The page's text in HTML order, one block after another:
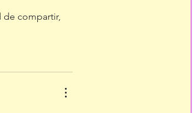
de compartir,